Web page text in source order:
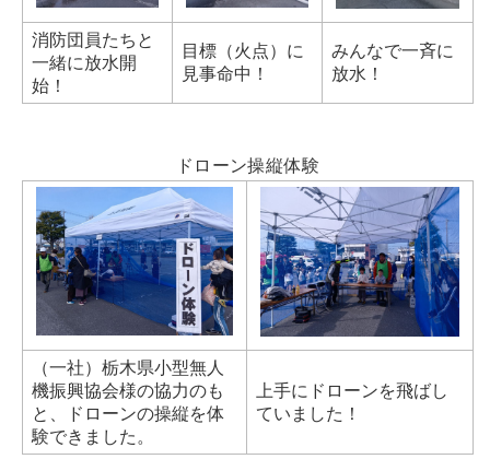
消防団員たちと
一緒に放水開
始！
目標（火点）に
見事命中！
みんなで一斉に
放水！
ドローン操縦体験
（一社）栃木県小型無人
機振興協会様の協力のも
と、ドローンの操縦を体
験できました。
上手にドローンを飛ばし
ていました！